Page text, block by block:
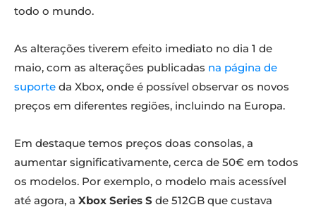
todo o mundo.
As alterações tiverem efeito imediato no dia 1 de
maio, com as alterações publicadas na página de
suporte da Xbox, onde é possível observar os novos
preços em diferentes regiões, incluindo na Europa.
Em destaque temos preços doas consolas, a
aumentar significativamente, cerca de 50€ em todos
os modelos. Por exemplo, o modelo mais acessível
até agora, a Xbox Series S de 512GB que custava